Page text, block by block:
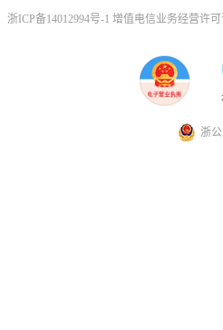
浙ICP备14012994号-1 增值电信业务经营许
浙公